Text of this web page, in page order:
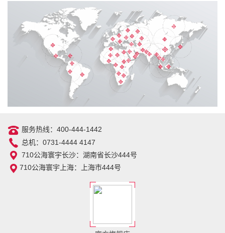
服务热线：400-444-1442
总机：0731-4444 4147
710公海寰宇长沙：湖南省长沙444号
710公海寰宇上海：上海市444号